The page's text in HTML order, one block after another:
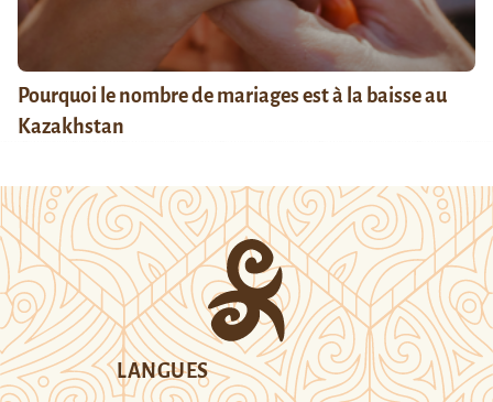
Pourquoi le nombre de mariages est à la baisse au
Kazakhstan
LANGUES